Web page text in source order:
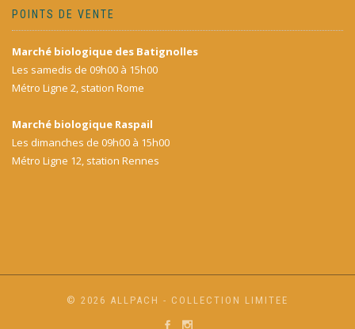
POINTS DE VENTE
Marché biologique des Batignolles
Les samedis de 09h00 à 15h00
Métro Ligne 2, station Rome
Marché biologique Raspail
Les dimanches de 09h00 à 15h00
Métro Ligne 12, station Rennes
© 2026 ALLPACH - COLLECTION LIMITEE